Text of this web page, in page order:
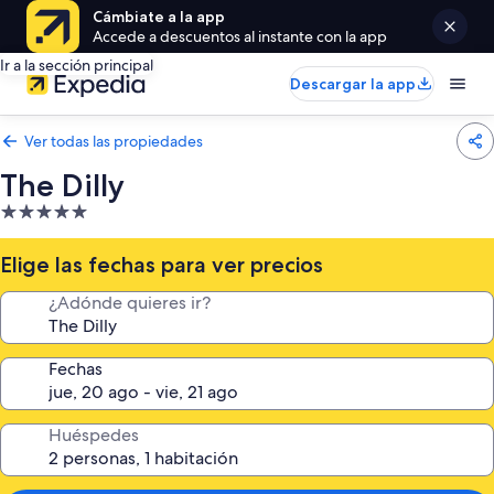
Cámbiate a la app
Accede a descuentos al instante con la app
Ir a la sección principal
Descargar la app
Ver todas las propiedades
The Dilly
Propiedad
de
5.0
estrellas
Elige las fechas para ver precios
¿Adónde quieres ir?
Fechas
Huéspedes